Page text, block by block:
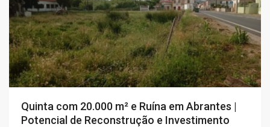
Quinta com 20.000 m² e Ruína em Abrantes |
Potencial de Reconstrução e Investimento